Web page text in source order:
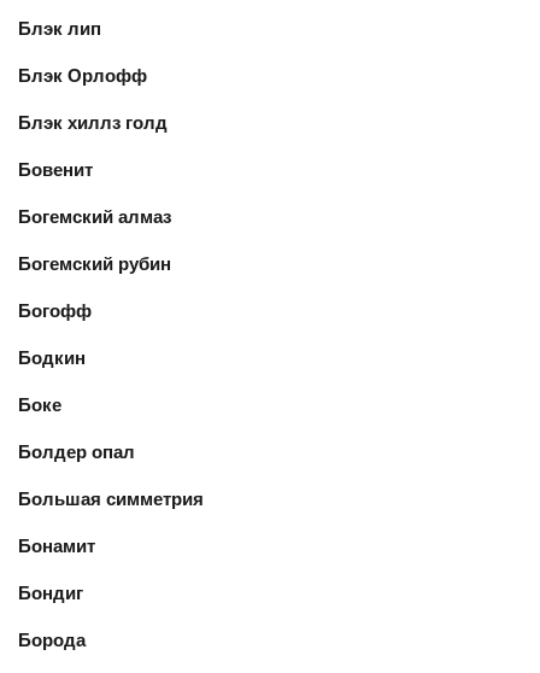
Блэк лип
Блэк Орлофф
Блэк хиллз голд
Бовенит
Богемский алмаз
Богемский рубин
Богофф
Бодкин
Боке
Болдер опал
Большая симметрия
Бонамит
Бондиг
Борода